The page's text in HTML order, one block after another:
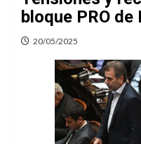
bloque PRO de
20/05/2025